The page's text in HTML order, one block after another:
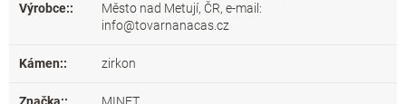
Výrobce::
Město nad Metují, ČR, e-mail:
info@tovarnanacas.cz
Kámen:: zirkon